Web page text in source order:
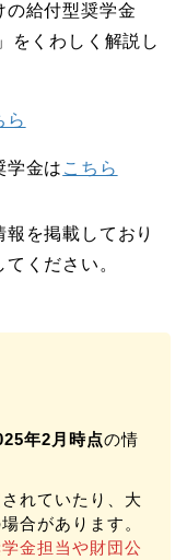
の給付型奨学金
」をくわしく解説し
ら
学金は こちら
を掲載しており
ください。
年2月時点の情
れていたり、大
合があります。
金担当や財団公